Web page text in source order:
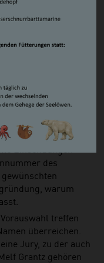
in das die
Außerdem
Radio Bremen
Bremen geschickt
in der Zeitung
Vorschläge
ZEITUNG
auch per E-Mail
zeitung.de>)
Einsendungen
des
warum
treffen
überreichen.
Jury, zu der auch
Grantz gehören